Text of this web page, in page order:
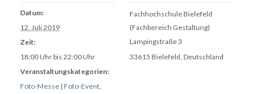
Datum:
12. Juli 2019
Zeit:
18:00 Uhr bis 22:00 Uhr
Veranstaltungskategorien:
Foto-Messe | Foto-Event,
Fachhochschule Bielefeld
(Fachbereich Gestaltung)
Lampingstraße 3
33615 Bielefeld Deutschland